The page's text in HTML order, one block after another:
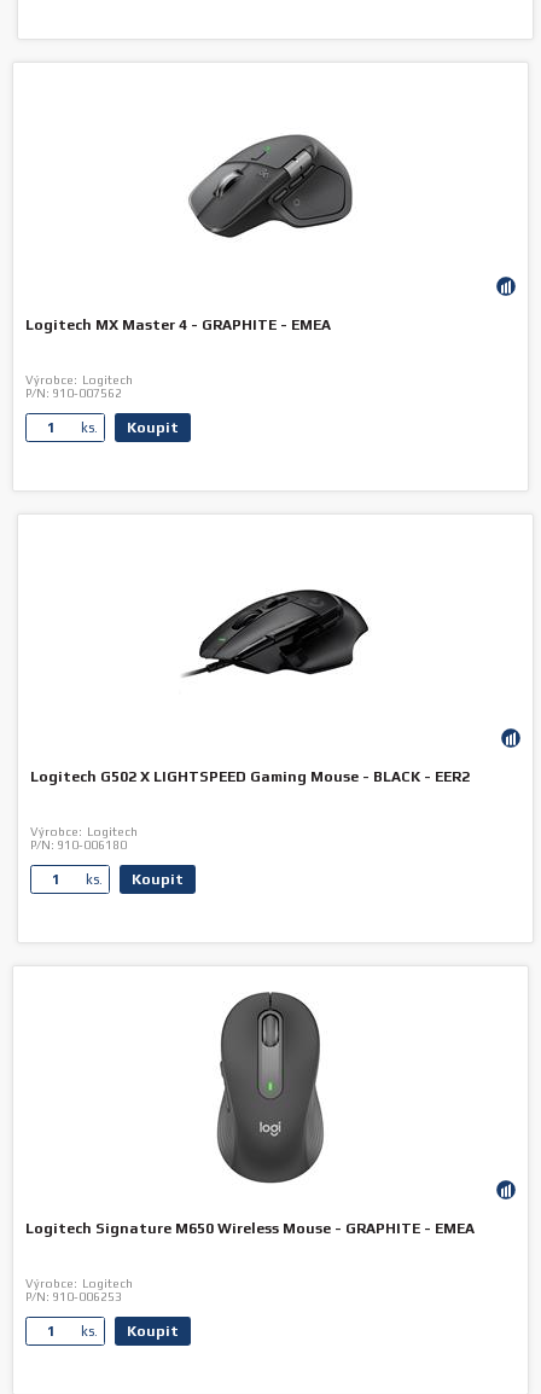
Logitech MX Master 4 - GRAPHITE - EMEA
Výrobce: Logitech
P/N: 910-007562
ks. Koupit
Logitech G502 X LIGHTSPEED Gaming Mouse - BLACK - EER2
Výrobce: Logitech
P/N: 910-006180
ks. Koupit
Logitech Signature M650 Wireless Mouse - GRAPHITE - EMEA
Výrobce: Logitech
P/N: 910-006253
ks. Koupit